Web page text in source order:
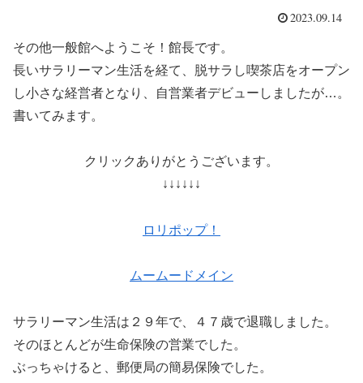
2023.09.14
その他一般館へようこそ！館長です。
長いサラリーマン生活を経て、脱サラし喫茶店をオープン
し小さな経営者となり、自営業者デビューしましたが…。
書いてみます。
クリックありがとうございます。
↓↓↓↓↓↓
ロリポップ！
ムームードメイン
サラリーマン生活は２９年で、４７歳で退職しました。
そのほとんどが生命保険の営業でした。
ぶっちゃけると、郵便局の簡易保険でした。